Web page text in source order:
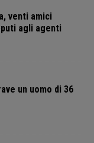
venti amici
agli agenti
un uomo di 36